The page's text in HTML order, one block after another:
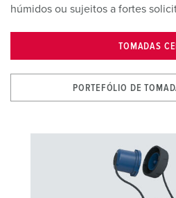
húmidos ou sujeitos a fortes
TOMADAS
PORTEFÓLIO DE